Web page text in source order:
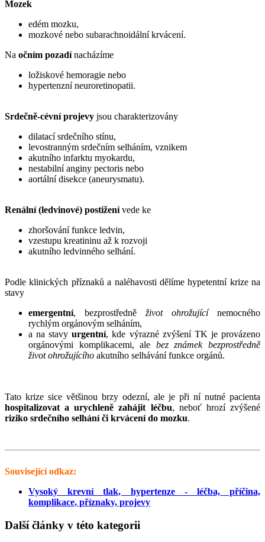
Mozek
edém mozku,
mozkové nebo subarachnoidální krvácení.
Na očním pozadínacházíme
ložiskové hemoragie nebo
hypertenzní neuroretinopatii.
Srdečně-cévní projevy jsou charakterizovány
dilatací srdečního stínu,
levostranným srdečním selháním, vznikem
akutního infarktu myokardu,
nestabilní anginy pectoris nebo
aortální disekce (aneurysmatu).
Renální (ledvinové) postiženívede ke
zhoršování funkce ledvin,
vzestupu kreatininu až k rozvoji
akutního ledvinného selhání.
Podle klinických příznaků a naléhavosti dělíme hypetentní krize na
stavy
emergentní, bezprostředně život ohrožující nemocného
rychlým orgánovým selháním,
a na stavyurgentní, kde výrazné zvýšení TK je provázeno
orgánovými komplikacemi, ale bez známek bezprostředně
život ohrožujícího akutního selhávání funkce orgánů.
Tato krize sice většinou brzy odezní, ale je při ní nutné pacienta
hospitalizovat a urychleně zahájit léčbu, neboť hrozí zvýšené
riziko srdečního selhání či krvácení do mozku.
Související odkaz:
Vysoký krevní tlak, hypertenze - léčba, příčina,
komplikace, příznaky, projevy
Další články v této kategorii